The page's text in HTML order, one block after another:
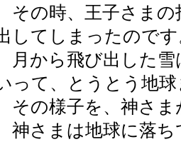
その時、王子さまの
してしまったので
月から飛び出した雪
って、とうとう地
その様子を、神さま
神さまは地球に落ち